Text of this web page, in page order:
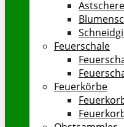
Astschere
Feuerschale
Feuerkörbe